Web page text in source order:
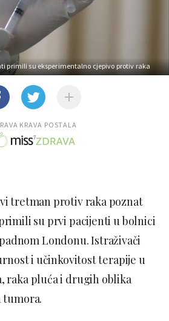
primili su eksperimentalno cjepivo protiv raka
KRAVA POSTALA
tretman protiv raka poznat
su prvi pacijenti u bolnici
Londonu. Istraživači
i učinkovitost terapije u
raka pluća i drugih oblika
tumora.